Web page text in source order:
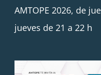
AMTOPE 2026, de
jueves de 21 a 22 h